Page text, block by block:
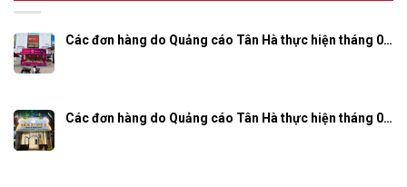
Các đơn hàng do Quảng cáo Tân Hà thực hiện tháng 0…
Các đơn hàng do Quảng cáo Tân Hà thực hiện tháng 0…